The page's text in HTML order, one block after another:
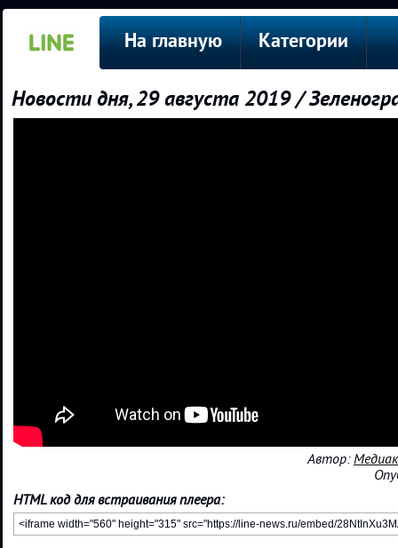
На главную Категории
Новости дня, 29 августа 2019 /
Автор:
HTML код для встраивания плеера: